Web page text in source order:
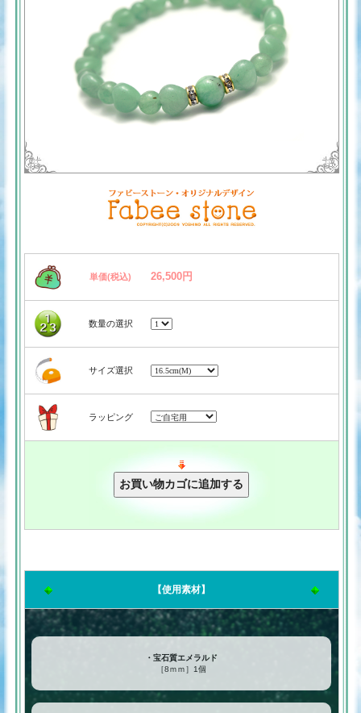
単価(税込) 26,500円
数量の選択
サイズ選択
ラッピング
【使用素材】
・宝石質エメラルド
［8ｍｍ］1個